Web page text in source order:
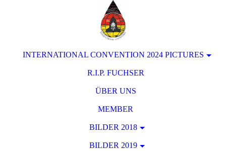
INTERNATIONAL CONVENTION 2024 PICTURES
R.I.P. FUCHSER
ÜBER UNS
MEMBER
BILDER 2018
BILDER 2019